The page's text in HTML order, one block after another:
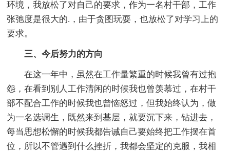
环境，我放松了对自己的要求，作为一名村干部，工作
张弛度是很大的.，由于贪图玩耍，也放松了对学习上的
要求。
三、今后努力的方向
在这一年中，虽然在工作量繁重的时候我曾有过抱
怨，在看到别人工作清闲的时候我也曾羡慕过，在村干
部不配合工作的时候我也曾恼怒过，但我始终认为，做
为一名选调生，既然来到基层，就要沉下来，钻进去，
每当思想松懈的时候我都告诫自己要始终把工作摆在首
位，所以不管遇到什么挫折，我都会坚定的克服，我相